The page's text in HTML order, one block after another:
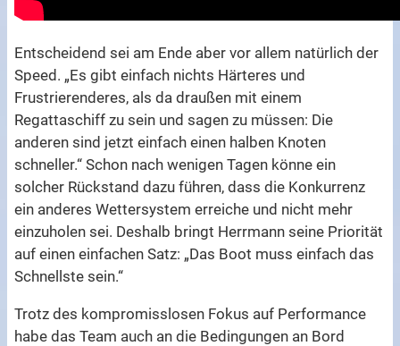
Entscheidend sei am Ende aber vor allem natürlich der
Speed. „Es gibt einfach nichts Härteres und
Frustrierenderes, als da draußen mit einem
Regattaschiff zu sein und sagen zu müssen: Die
anderen sind jetzt einfach einen halben Knoten
schneller.“ Schon nach wenigen Tagen könne ein
solcher Rückstand dazu führen, dass die Konkurrenz
ein anderes Wettersystem erreiche und nicht mehr
einzuholen sei. Deshalb bringt Herrmann seine Priorität
auf einen einfachen Satz: „Das Boot muss einfach das
Schnellste sein.“
Trotz des kompromisslosen Fokus auf Performance
habe das Team auch an die Bedingungen an Bord